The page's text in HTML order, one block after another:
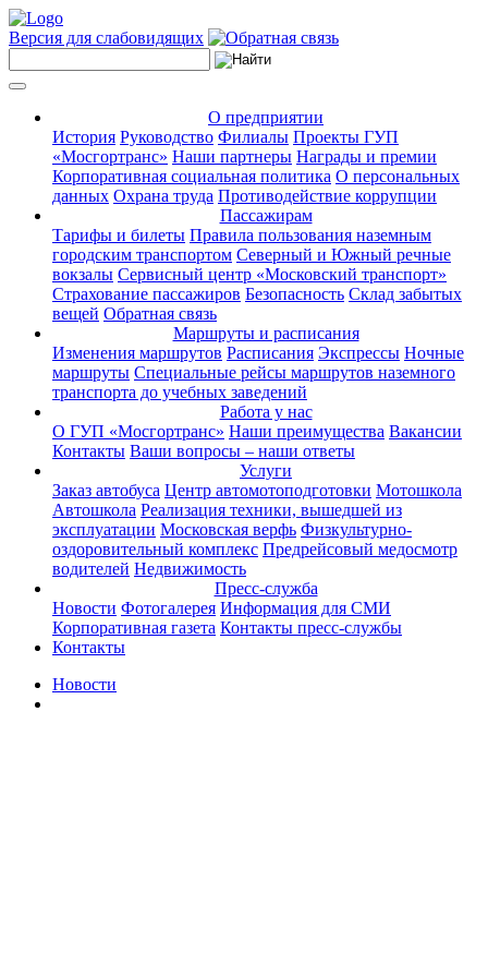
Версия для слабовидящих
О предприятии
История Руководство Филиалы Проекты ГУП
«Мосгортранс» Наши партнеры Награды и премии
Корпоративная социальная политика О персональных
данных Охрана труда Противодействие коррупции
Пассажирам
Тарифы и билеты Правила пользования наземным
городским транспортом Северный и Южный речные
вокзалы Сервисный центр «Московский транспорт»
Страхование пассажиров Безопасность Склад забытых
вещей Обратная связь
Маршруты и расписания
Изменения маршрутов Расписания Экспрессы Ночные
маршруты Специальные рейсы маршрутов наземного
транспорта до учебных заведений
Работа у нас
О ГУП «Мосгортранс» Наши преимущества Вакансии
Контакты Ваши вопросы – наши ответы
Услуги
Заказ автобуса Центр автомотоподготовки Мотошкола
Автошкола Реализация техники, вышедшей из
эксплуатации Московская верфь Физкультурно-
оздоровительный комплекс Предрейсовый медосмотр
водителей Недвижимость
Пресс-служба
Новости Фотогалерея Информация для СМИ
Корпоративная газета Контакты пресс-службы
Контакты
Новости